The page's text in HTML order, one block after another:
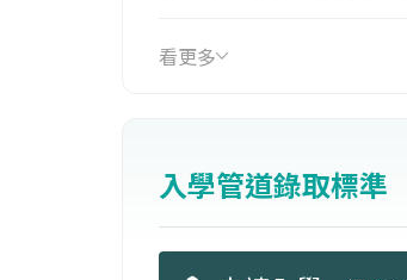
看更多
入學管道錄取標準